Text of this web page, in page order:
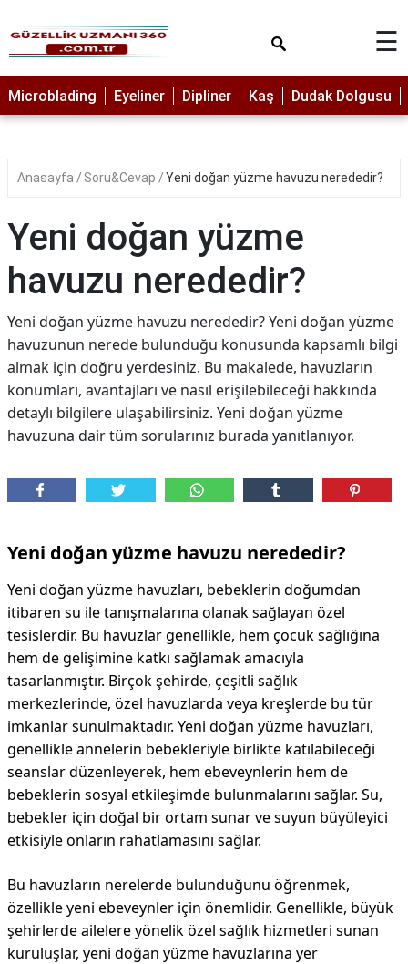
MAKYAJ
MİCROBLADİNG
LAZER
PROTEZ
PEELİNG
ERKEK
BAKIMI
CİLT
BAKIMI
DİPLİNER
☰
Microblading Eyeliner Dipliner Kaş Dudak Dolgusu
Anasayfa Soru&Cevap Yeni doğan yüzme havuzu nerededir?
Yeni doğan yüzme
havuzu nerededir?
Yeni doğan yüzme havuzu nerededir? Yeni doğan yüzme
havuzunun nerede bulunduğu konusunda kapsamlı bilgi
almak için doğru yerdesiniz. Bu makalede, havuzların
konumları, avantajları ve nasıl erişilebileceği hakkında
detaylı bilgilere ulaşabilirsiniz. Yeni doğan yüzme
havuzuna dair tüm sorularınız burada yanıtlanıyor.
Yeni doğan yüzme havuzu nerededir?
Yeni doğan yüzme havuzları, bebeklerin doğumdan
itibaren su ile tanışmalarına olanak sağlayan özel
tesislerdir. Bu havuzlar genellikle, hem çocuk sağlığına
hem de gelişimine katkı sağlamak amacıyla
tasarlanmıştır. Birçok şehirde, çeşitli sağlık
merkezlerinde, özel havuzlarda veya kreşlerde bu tür
imkanlar sunulmaktadır. Yeni doğan yüzme havuzları,
genellikle annelerin bebekleriyle birlikte katılabileceği
seanslar düzenleyerek, hem ebeveynlerin hem de
bebeklerin sosyal etkileşimde bulunmalarını sağlar. Su,
bebekler için doğal bir ortam sunar ve suyun büyüleyici
etkisiyle onların rahatlamasını sağlar.
Bu havuzların nerelerde bulunduğunu öğrenmek,
özellikle yeni ebeveynler için önemlidir. Genellikle, büyük
şehirlerde ailelere yönelik özel sağlık hizmetleri sunan
kuruluşlar, yeni doğan yüzme havuzlarına yer